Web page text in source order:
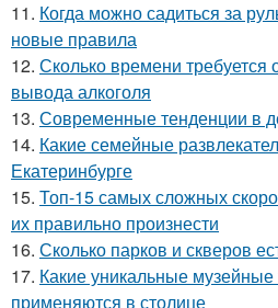
11. Когда можно садиться за
новые правила
12. Сколько времени требуется
вывода алкоголя
13. Современные тенденции в
14. Какие семейные
Екатеринбурге
15. Топ-15 самых сложных
их правильно произнести
16. Сколько парков и скверов
17. Какие уникальные музейные
применяются в столице